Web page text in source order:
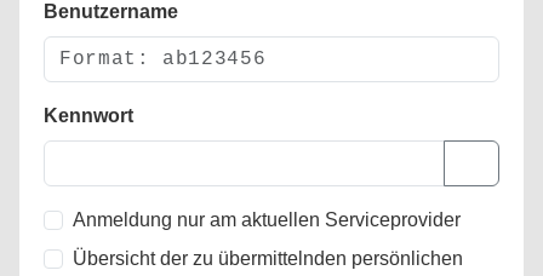
Benutzername
Kennwort
Anmeldung nur am aktuellen Serviceprovider
Übersicht der zu übermittelnden persönlichen